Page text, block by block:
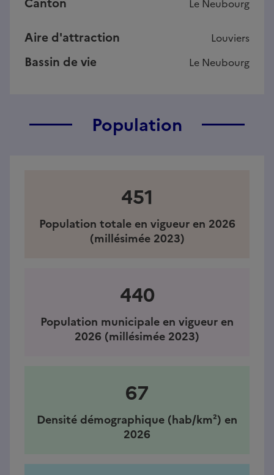
Le Neubourg
Aire d'attraction Louviers
Bassin de vie Le Neubourg
Population
451
Population totale en vigueur en 2026
(millésimée 2023)
440
Population municipale en vigueur en
2026 (millésimée 2023)
67
Densité démographique (hab/km²) en
2026